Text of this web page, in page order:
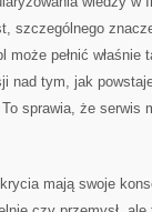
szczególnego
może pełnić
nad tym, jak
sprawia, że serwis
mają swoje